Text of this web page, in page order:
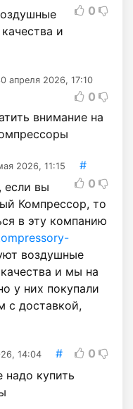
0
и
апреля 2026, 17:10
0
внимание на
2026, 11:15
#
0
если вы
Компрессор, то
в эту компанию
воздушные
и мы на
у них покупали
с доставкой,
14:04 #
0
надо купить